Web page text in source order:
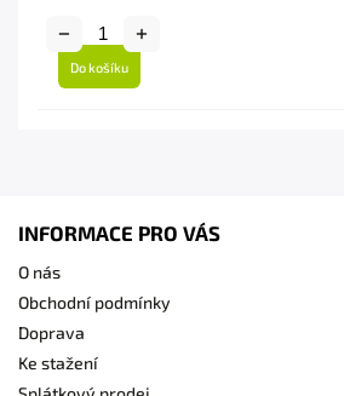
Do košíku
INFORMACE PRO VÁS
O nás
Obchodní podmínky
Doprava
Ke stažení